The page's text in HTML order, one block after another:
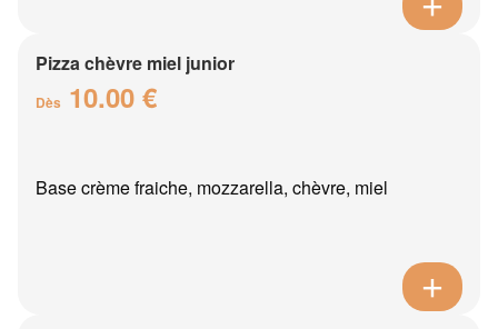
Pizza chèvre miel junior
Dès 10.00 €
Base crème fraiche, mozzarella, chèvre, miel